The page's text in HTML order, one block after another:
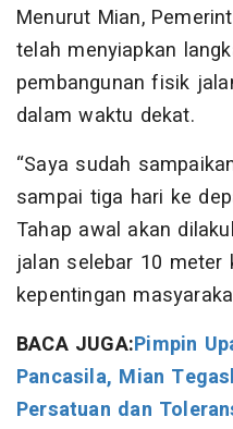
Menurut Mian,
telah menyiapkan
pembangunan fisik
dalam waktu dekat.
“Saya sudah
sampai tiga hari ke
Tahap awal akan
jalan selebar 10 meter
kepentingan
BACA JUGA:Pimpin
Pancasila, Mian
Persatuan dan